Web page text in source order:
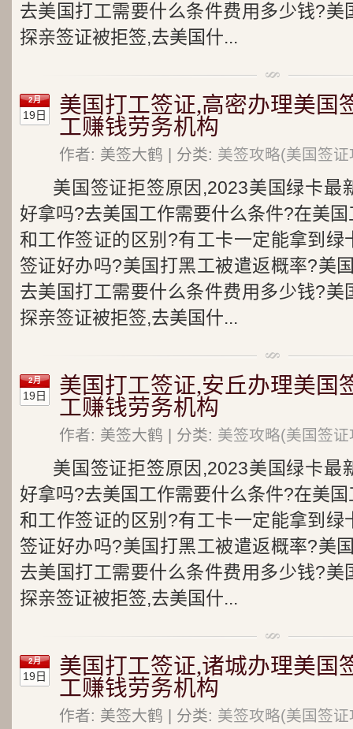
去美国打工需要什么条件费用多少钱?美
探亲签证被拒签,去美国什...
2月
19日
美国打工签证,高密办理美国
工赚钱劳务机构
作者: 美签大鹤 | 分类: 美签攻略(美国签证
美国签证拒签原因,2023美国绿卡最
好拿吗?去美国工作需要什么条件?在美
和工作签证的区别?有工卡一定能拿到绿
签证好办吗?美国打黑工被遣返概率?美
去美国打工需要什么条件费用多少钱?美
探亲签证被拒签,去美国什...
2月
19日
美国打工签证,安丘办理美国
工赚钱劳务机构
作者: 美签大鹤 | 分类: 美签攻略(美国签证
美国签证拒签原因,2023美国绿卡最
好拿吗?去美国工作需要什么条件?在美
和工作签证的区别?有工卡一定能拿到绿
签证好办吗?美国打黑工被遣返概率?美
去美国打工需要什么条件费用多少钱?美
探亲签证被拒签,去美国什...
2月
19日
美国打工签证,诸城办理美国
工赚钱劳务机构
作者: 美签大鹤 | 分类: 美签攻略(美国签证